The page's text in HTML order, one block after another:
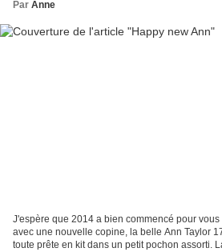
Par Anne
J'espère que 2014 a bien commencé pour
avec une nouvelle copine, la belle Ann Taylor
toute prête en kit dans un petit pochon assorti.